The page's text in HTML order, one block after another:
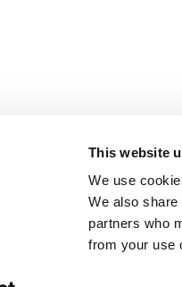
This website
We use
We also
partners who
from your use